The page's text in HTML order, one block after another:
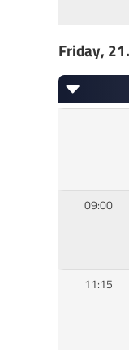
Friday,
09:00
11:15